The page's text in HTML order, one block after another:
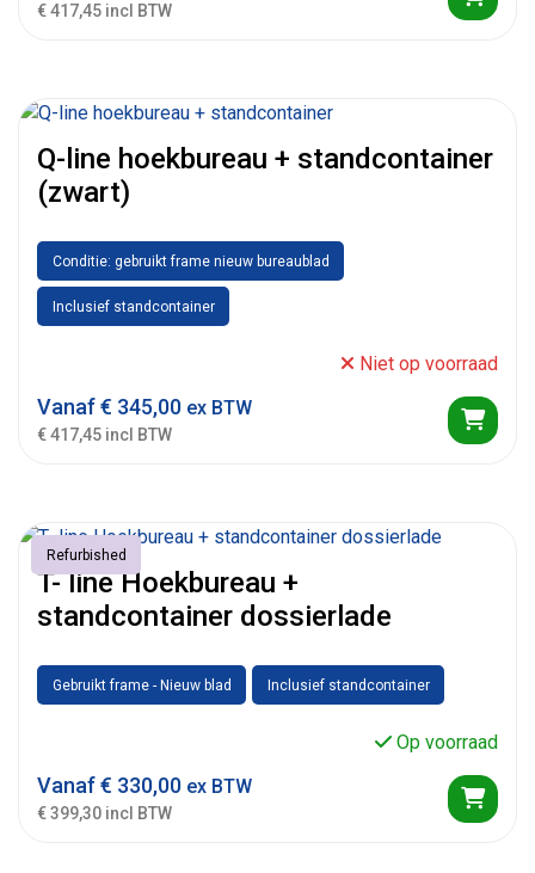
€ 417,45 incl BTW
Q-line hoekbureau + standcontainer
(zwart)
Conditie: gebruikt frame nieuw bureaublad
Inclusief standcontainer
Niet op voorraad
Vanaf€ 345,00 ex BTW
€ 417,45 incl BTW
Refurbished
T- line Hoekbureau +
standcontainer dossierlade
Gebruikt frame - Nieuw blad Inclusief standcontainer
Op voorraad
Vanaf€ 330,00 ex BTW
€ 399,30 incl BTW